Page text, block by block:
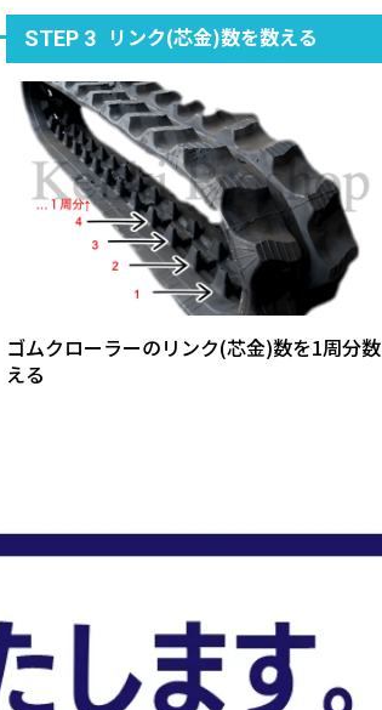
STEP 3 リンク(芯金)数を数える
ゴムクローラーのリンク(芯金)数を1周分数
える